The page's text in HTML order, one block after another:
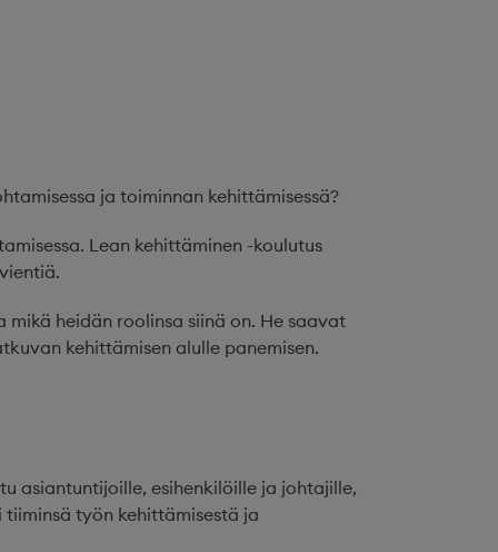
ja toiminnan kehittämisessä?
Lean kehittäminen -koulutus
heidän roolinsa siinä on. He saavat
kehittämisen alulle panemisen.
asiantuntijoille, esihenkilöille ja johtajille,
työn kehittämisestä ja